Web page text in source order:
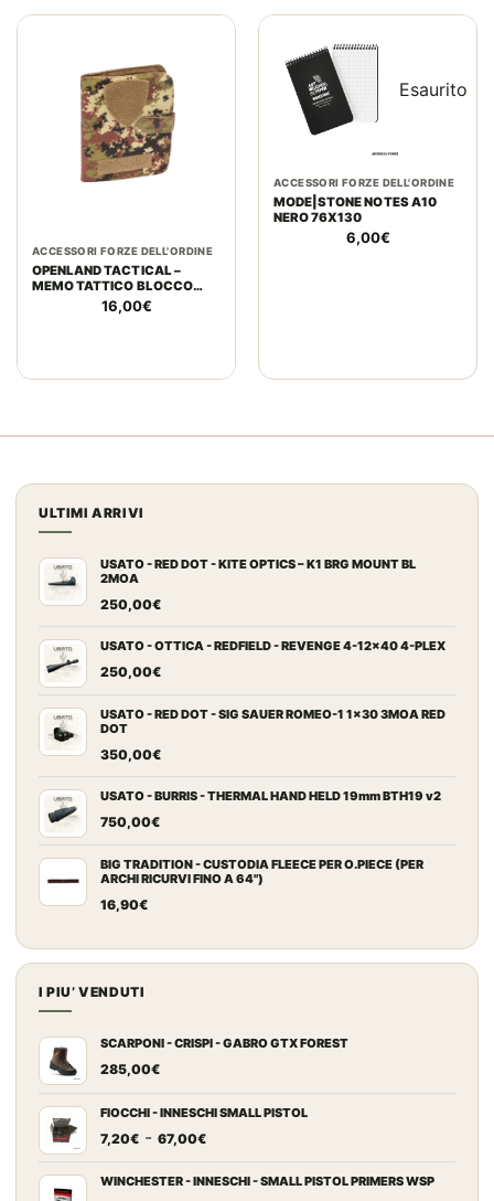
6,00€
ACCESSORI FORZE DELL'ORDINE
OPENLAND TACTICAL –
MEMO TATTICO BLOCCO
NOTE VEGETATO ITALIANO
16,00€
Esaurito
ACCESSORI FORZE DELL'ORDINE
MODE|STONE NOTES A10
NERO 76X130
6,00€
ULTIMI ARRIVI
USATO - RED DOT - KITE OPTICS – K1 BRG MOUNT BL
2MOA
250,00€
USATO - OTTICA - REDFIELD - REVENGE 4-12x40 4-PLEX
250,00€
USATO - RED DOT - SIG SAUER ROMEO-1 1x30 3MOA RED
DOT
350,00€
USATO - BURRIS - THERMAL HAND HELD 19mm BTH19 v2
750,00€
BIG TRADITION - CUSTODIA FLEECE PER O.PIECE (PER
ARCHI RICURVI FINO A 64")
16,90€
I PIU’ VENDUTI
SCARPONI - CRISPI - GABRO GTX FOREST
285,00€
FIOCCHI - INNESCHI SMALL PISTOL
7,20€ - 67,00€Fascia
prezzo:
WINCHESTER - INNESCHI - SMALL PISTOL PRIMERS WSP